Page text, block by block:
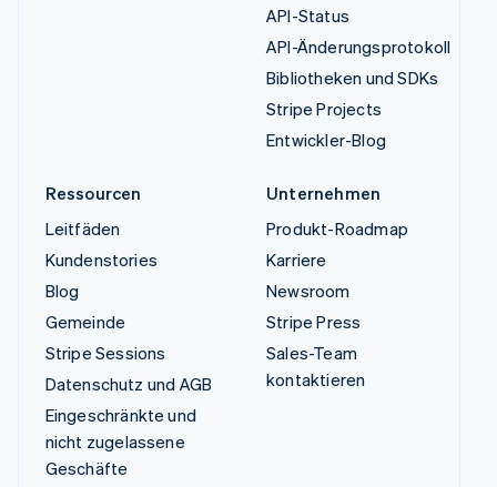
API-Status
API-Änderungsprotokoll
Bibliotheken und SDKs
Stripe Projects
Entwickler-Blog
Ressourcen
Leitfäden
Kundenstories
Blog
Gemeinde
Stripe Sessions
Datenschutz und AGB
Eingeschränkte und
nicht zugelassene
Geschäfte
Unternehmen
Produkt-Roadmap
Karriere
Newsroom
Stripe Press
Sales-Team
kontaktieren